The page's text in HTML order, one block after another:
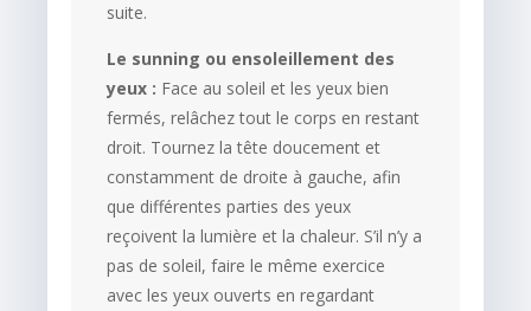
suite.
Le sunning ou ensoleillement des
yeux : Face au soleil et les yeux bien
fermés, relâchez tout le corps en restant
droit. Tournez la tête doucement et
constamment de droite à gauche, afin
que différentes parties des yeux
reçoivent la lumière et la chaleur. S’il n’y a
pas de soleil, faire le même exercice
avec les yeux ouverts en regardant